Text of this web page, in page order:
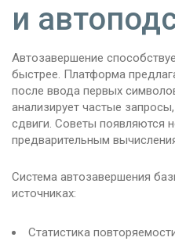
и
Автозавершение
быстрее. Платформа
после ввода первых
анализирует частые
сдвиги. Советы появляются
предварительным
Система автозавершения
источниках:
Статистика